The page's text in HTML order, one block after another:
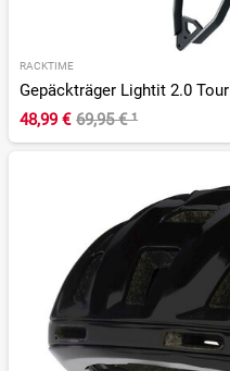
RACKTIME
Gepäckträger Lightit 2.0 Tour
48,99 € 69,95 €¹